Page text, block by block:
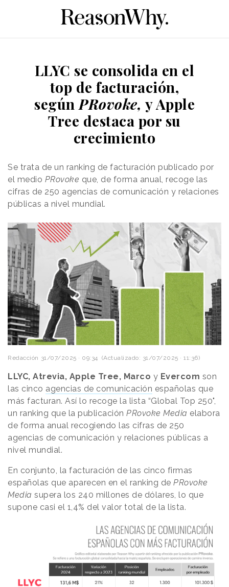
LLYC se consolida en el
top de facturación,
según PRovoke, y Apple
Tree destaca por su
crecimiento
Se trata de un ranking de facturación publicado por
el medio PRovoke que, de forma anual, recoge las
cifras de 250 agencias de comunicación y relaciones
públicas a nivel mundial.
Redacción 31/07/2025 · 09:34 (Actualizado: 31/07/2025 · 11:36)
LLYC, Atrevia, Apple Tree, Marco y Evercom son
las cinco agencias de comunicación españolas que
más facturan. Así lo recoge la lista “Global Top 250",
un ranking que la publicación PRovoke Media elabora
de forma anual recogiendo las cifras de 250
agencias de comunicación y relaciones públicas a
nivel mundial.
En conjunto, la facturación de las cinco firmas
españolas que aparecen en el ranking de PRovoke
Media supera los 240 millones de dólares, lo que
supone casi el 1,4% del valor total de la lista.